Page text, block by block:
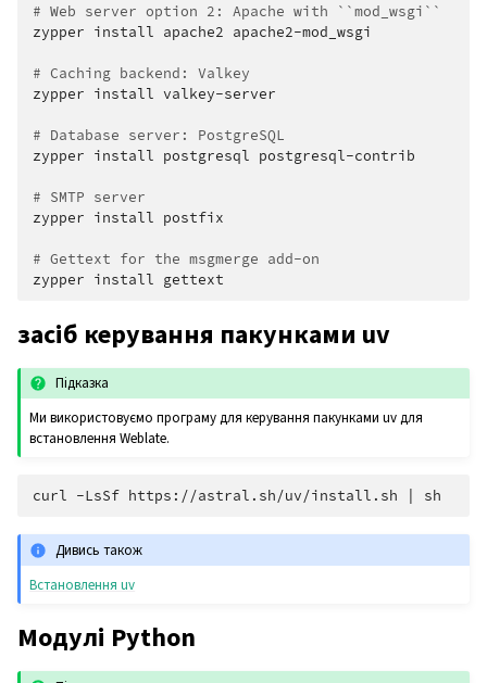
# Web server option 2: Apache with ``mod_wsgi``
zypper install apache2 apache2-mod_wsgi
# Caching backend: Valkey
zypper install valkey-server
# Database server: PostgreSQL
zypper install postgresql postgresql-contrib
# SMTP server
zypper install postfix
# Gettext for the msgmerge add-on
zypper install
засіб керування пакунками uv
Підказка
Ми використовуємо програму для керування пакунками uv для
встановлення Weblate.
curl -LsSf https://astral.sh/uv/install.sh
Дивись також
Встановлення uv
Модулі Python